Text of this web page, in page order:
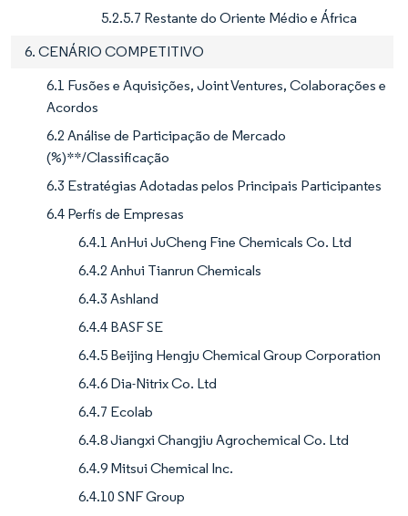
5.2.5.7 Restante do Oriente Médio e África
6. CENÁRIO COMPETITIVO
6.1 Fusões e Aquisições, Joint Ventures, Colaborações e
Acordos
6.2 Análise de Participação de Mercado
(%)**/Classificação
6.3 Estratégias Adotadas pelos Principais Participantes
6.4 Perfis de Empresas
6.4.1 AnHui JuCheng Fine Chemicals Co. Ltd
6.4.2 Anhui Tianrun Chemicals
6.4.3 Ashland
6.4.4 BASF SE
6.4.5 Beijing Hengju Chemical Group Corporation
6.4.6 Dia-Nitrix Co. Ltd
6.4.7 Ecolab
6.4.8 Jiangxi Changjiu Agrochemical Co. Ltd
6.4.9 Mitsui Chemical Inc.
6.4.10 SNF Group